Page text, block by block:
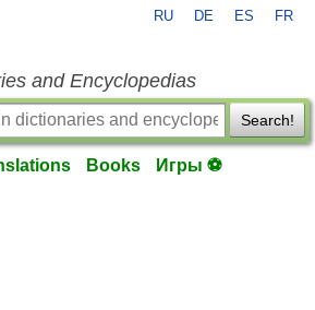
RU DE ES FR
and Encyclopedias
Search!
Books Игры ⚽